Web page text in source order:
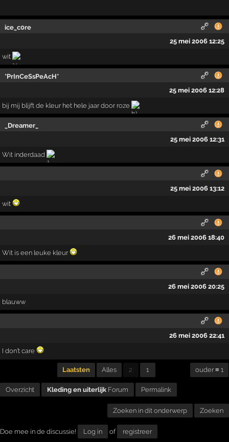
ice_c0re
25 mei 2006 12:25
wit
*PrInCeSsPeAcH*
25 mei 2006 12:28
bij mij blijft de kleur het hele jaar door roze
_Dreamer_
25 mei 2006 12:31
Wit inderdaad
25 mei 2006 13:12
wit
26 mei 2006 18:40
Wit is een leuke kleur
26 mei 2006 20:25
blauww
26 mei 2006 22:41
I don't care
Laatsten Alles 2 1 ouder ≡ 1
Overzicht Kleding en uiterlijk Forum Permalink
Zoeken in dit onderwerp Zoeken
Doe mee in de discussie! Log in of registreer